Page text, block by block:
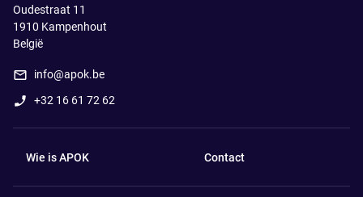
Oudestraat 11
1910 Kampenhout
België
info@apok.be
+32 16 61 72 62
Wie is APOK Contact